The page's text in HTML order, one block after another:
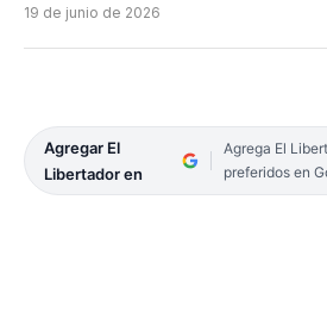
19 de junio de 2026
Agregar El
Libertador en
Agrega El
preferidos en